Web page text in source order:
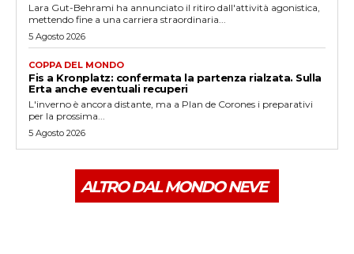
Lara Gut-Behrami ha annunciato il ritiro dall'attività agonistica,
mettendo fine a una carriera straordinaria...
5 Agosto 2026
COPPA DEL MONDO
Fis a Kronplatz: confermata la partenza rialzata. Sulla
Erta anche eventuali recuperi
L'inverno è ancora distante, ma a Plan de Corones i preparativi
per la prossima...
5 Agosto 2026
ALTRO DAL MONDO NEVE